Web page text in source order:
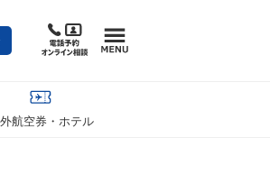
航空券・ホテル